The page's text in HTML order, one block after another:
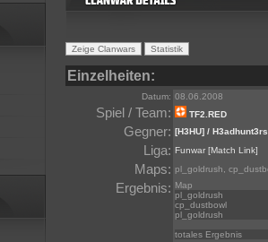
Einzelheiten:
Datum: 08.06.2008
Spiel / Team: TF2.RED
Gegner: [H3HU] / H3adhunt3rs
Liga: Funwar [Match Link]
Maps: pl_goldrush,
Ergebnis: Map
pl_goldrush
cp_dustbowl
pl_goldrush
totales Ergebnis